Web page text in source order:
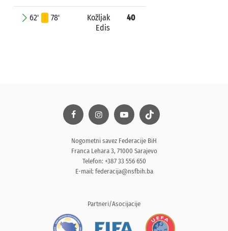
62' 78'
Kožljak
Edis
40
Nogometni savez Federacije BiH
Franca Lehara 3, 71000 Sarajevo
Telefon: +387 33 556 650
E-mail: federacija@nsfbih.ba
Partneri/Asocijacije